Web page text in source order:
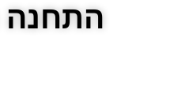
התחנה